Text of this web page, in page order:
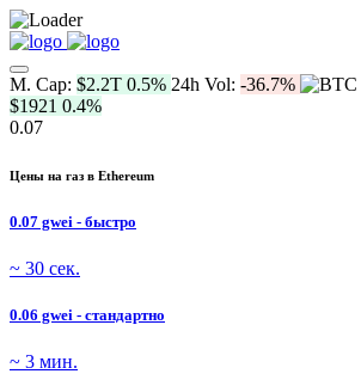
M. Cap: $2.2T 0.5% 24h Vol: -36.7%
$1921 0.4%
0.07
Цены на газ в Ethereum
0.07 gwei - быстро
~ 30 сек.
0.06 gwei - стандартно
~ 3 мин.